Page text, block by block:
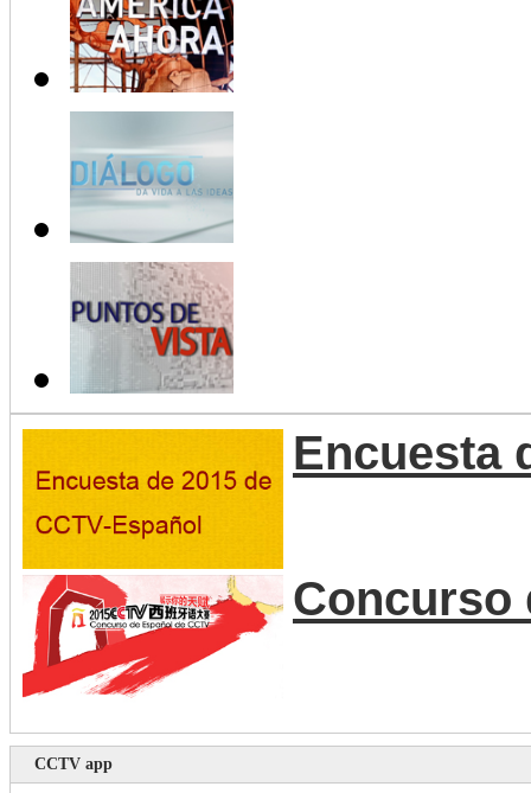
Encuesta
Concurso
CCTV app